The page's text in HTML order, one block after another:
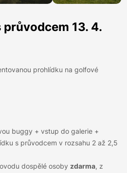
13. 4.
prohlídku na golfové
buggy + vstup do galerie +
s průvodcem v rozsahu 2 až 2,5
dospělé osoby zdarma, z